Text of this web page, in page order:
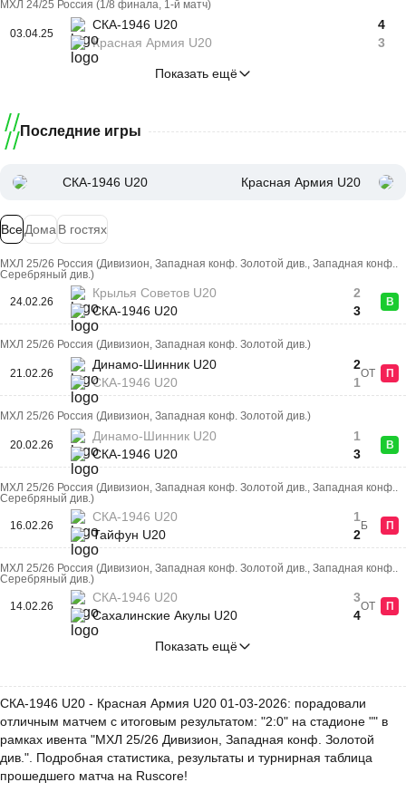
МХЛ 24/25 Россия (1/8 финала, 1-й матч)
03.04.25
СКА-1946 U20
Красная Армия U20
4
3
Показать ещё
Последние игры
СКА-1946 U20 Красная Армия U20
ВсеДома В гостях
МХЛ 25/26 Россия (Дивизион, Западная конф. Золотой див., Западная конф..
Серебряный див.)
24.02.26
Крылья Советов U20
СКА-1946 U20
2
3
В
МХЛ 25/26 Россия (Дивизион, Западная конф. Золотой див.)
21.02.26
Динамо-Шинник U20
СКА-1946 U20
2
1
ОТ П
МХЛ 25/26 Россия (Дивизион, Западная конф. Золотой див.)
20.02.26
Динамо-Шинник U20
СКА-1946 U20
1
3
В
МХЛ 25/26 Россия (Дивизион, Западная конф. Золотой див., Западная конф..
Серебряный див.)
16.02.26
СКА-1946 U20
Тайфун U20
1
2
Б П
МХЛ 25/26 Россия (Дивизион, Западная конф. Золотой див., Западная конф..
Серебряный див.)
14.02.26
СКА-1946 U20
Сахалинские Акулы U20
3
4
ОТ П
Показать ещё
СКА-1946 U20 - Красная Армия U20 01-03-2026: порадовали
отличным матчем с итоговым результатом: "2:0" на стадионе "" в
рамках ивента "МХЛ 25/26 Дивизион, Западная конф. Золотой
див.". Подробная статистика, результаты и турнирная таблица
прошедшего матча на Ruscore!